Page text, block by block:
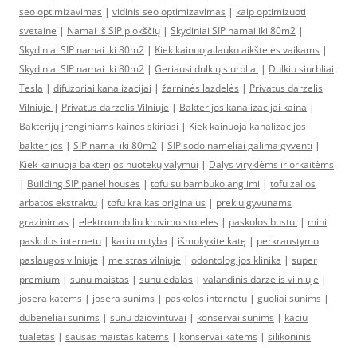
seo optimizavimas | vidinis seo optimizavimas | kaip optimizuoti
svetaine | Namai iš SIP plokščių | Skydiniai SIP namai iki 80m2 |
Skydiniai SIP namai iki 80m2 | Kiek kainuoja lauko aikštelės vaikams |
Skydiniai SIP namai iki 80m2 | Geriausi dulkių siurbliai | Dulkiu siurbliai
Tesla | difuzoriai kanalizacijai | žarninės lazdelės | Privatus darzelis
Vilniuje | Privatus darzelis Vilniuje | Bakterijos kanalizacijai kaina |
Bakterijų įrenginiams kainos skiriasi | Kiek kainuoja kanalizacijos
bakterijos | SIP namai iki 80m2 | SIP sodo nameliai galima gyventi |
Kiek kainuoja bakterijos nuotekų valymui | Dalys viryklėms ir orkaitėms
| Building SIP panel houses | tofu su bambuko anglimi | tofu zalios
arbatos ekstraktu | tofu kraikas originalus | prekiu gyvunams
grazinimas | elektromobiliu krovimo stoteles | paskolos bustui | mini
paskolos internetu | kaciu mityba | išmokykite katę | perkraustymo
paslaugos vilniuje | meistras vilniuje | odontologijos klinika | super
premium | sunu maistas | sunu edalas | valandinis darzelis vilniuje |
josera katems | josera sunims | paskolos internetu | guoliai sunims |
dubeneliai sunims | sunu dziovintuvai | konservai sunims | kaciu
tualetas | sausas maistas katems | konservai katems | silikoninis